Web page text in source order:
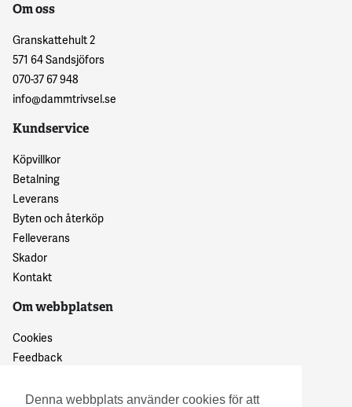
Denna webbplats använder cookies för att
Om oss
Granskattehult 2
571 64 Sandsjöfors
070-37 67 948
info@dammtrivsel.se
Kundservice
Köpvillkor
Betalning
Leverans
Byten och återköp
Felleverans
Skador
Kontakt
Om webbplatsen
Cookies
Feedback